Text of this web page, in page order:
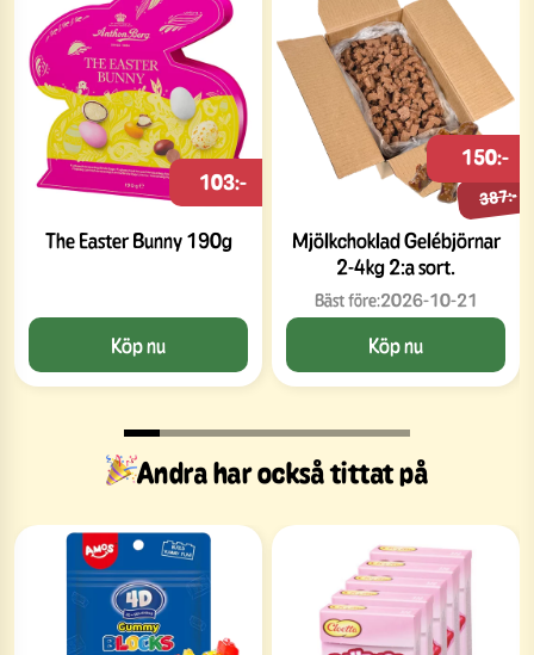
The Easter Bunny 190g
103:-
Köp nu
Mjölkchoklad Gelébjörnar
2-4kg 2:a sort.
387:-
150:-
Bäst före:2026-10-21
Köp nu
Andra har också tittat på